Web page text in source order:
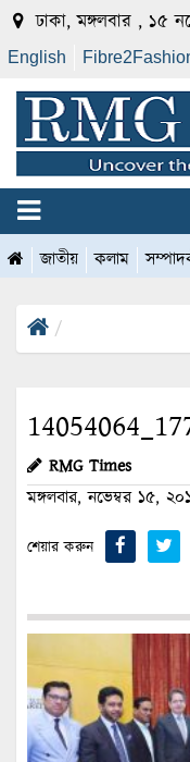
ঢাকা, মঙ্গলবার , ১৫
English
জাতীয় কলাম
RMG Times
মঙ্গলবার, নভেম্বর ১৫,
শেয়ার করুন